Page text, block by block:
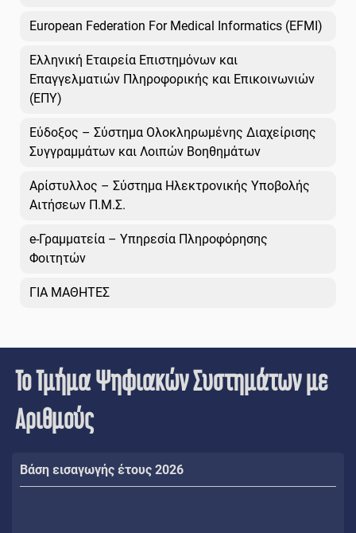
European Federation For Medical Informatics (EFMI)
Ελληνική Εταιρεία Επιστημόνων και
Επαγγελματιών Πληροφορικής και Επικοινωνιών
(ΕΠΥ)
Εύδοξος – Σύστημα Ολοκληρωμένης Διαχείρισης
Συγγραμμάτων και Λοιπών Βοηθημάτων
Αρίστυλλος – Σύστημα Ηλεκτρονικής Υποβολής
Αιτήσεων Π.Μ.Σ.
e-Γραμματεία – Υπηρεσία Πληροφόρησης
Φοιτητών
ΓΙΑ ΜΑΘΗΤΕΣ
Το Τμήμα Ψηφιακών Συστημάτων με
Αριθμούς
Βάση εισαγωγής έτους 2026